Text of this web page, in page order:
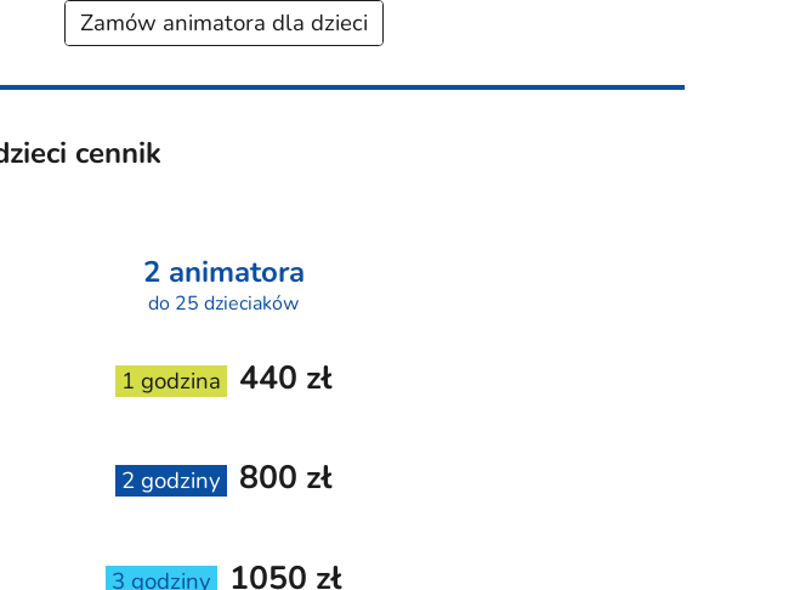
Zamów animatora dla dzieci
cennik
2 animatora
do 25 dzieciaków
1 godzina 440 zł
2 godziny 800 zł
3 godziny 1050 zł